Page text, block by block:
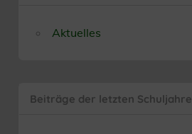
Aktuelles
Beiträge der letzten Schuljahre